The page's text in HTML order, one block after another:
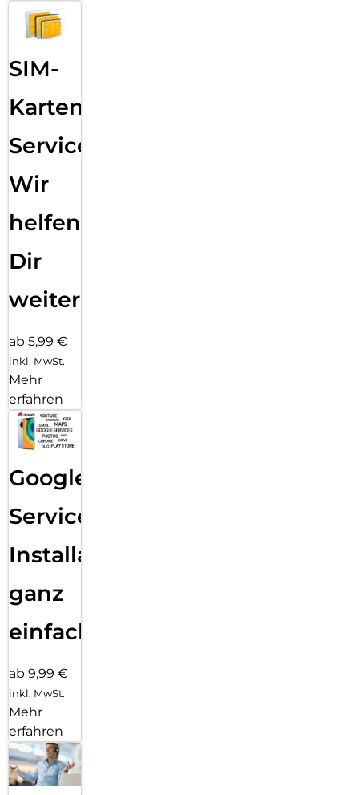
SIM-
Karten
Service:
Wir
helfen
Dir
weiter
ab 5,99 €
inkl. MwSt.
Mehr
erfahren
Google
Services
Installation
ganz
einfach
ab 9,99 €
inkl. MwSt.
Mehr
erfahren